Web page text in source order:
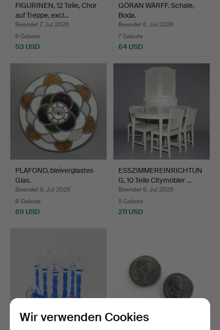
FIGURINEN, 12 Teile, Chor
auf Treppe, excl…
Beendet 7. Jul 2026
6 Gebote
53 USD
GÖRAN WÄRFF. Schale,
Boda.
Beendet 6. Jul 2026
7 Gebote
64 USD
PLAFOND, bleiverglastes
Glas.
Beendet 6. Jul 2026
8 Gebote
69 USD
ESSZIMMEREINRICHTUN
G, 10 Teile Citymöbler …
Beendet 6. Jul 2026
5 Gebote
211 USD
Wir verwenden Cookies